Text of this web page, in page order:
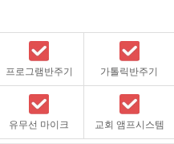
프로그램반주기 가톨릭반주기
유무선 마이크 교회 앰프시스템